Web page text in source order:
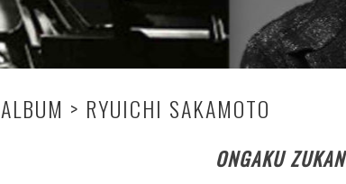
ALBUM > RYUICHI SAKAMOTO
ONGAKU ZUKAN